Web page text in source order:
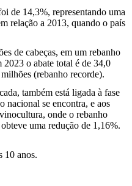
de 14,3%, representando uma
relação a 2013, quando o país
de cabeças, em um rebanho
o abate total é de 34,0
(rebanho recorde).
também está ligada à fase
nacional se encontra, e aos
onde o rebanho
uma redução de 1,16%.
10 anos.